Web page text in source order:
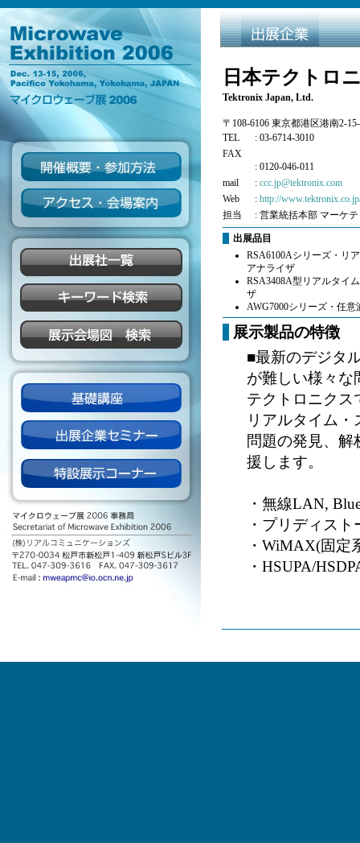
日本テクトロ
Tektronix Japan, Ltd.
〒108-6106 東京都港区港南2-
TEL
: 03-6714-3010
FAX
: 0120-046-011
mail
: ccc.jp@tektronix.com
Web
: http://
担当
: 営業統括本部 マーケ
出展品目
RSA6100Aシリーズ・リ
アナライザ
RSA3408A型リアルタイ
ザ
AWG7000シリーズ・任
展示製品の特徴
■最新のデジタ
が難しい様々な
テクトロニクス
リアルタイム
問題の発見、
援します。
・無線LAN,
・プリディス
・WiMAX(固定
・HSUPA/